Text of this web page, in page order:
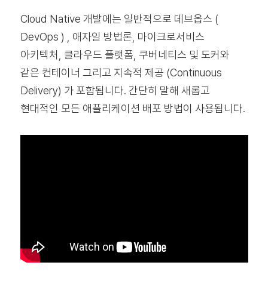
Cloud Native 개발에는 일반적으로 데브옵스 (
DevOps ) , 애자일 방법론, 마이크로서비스
아키텍처, 클라우드 플랫폼, 쿠버네티스 및 도커와
같은 컨테이너 그리고 지속적 제공 (Continuous
Delivery) 가 포함됩니다. 간단히 말해 새롭고
현대적인 모든 애플리케이션 배포 방법이 사용됩니다.